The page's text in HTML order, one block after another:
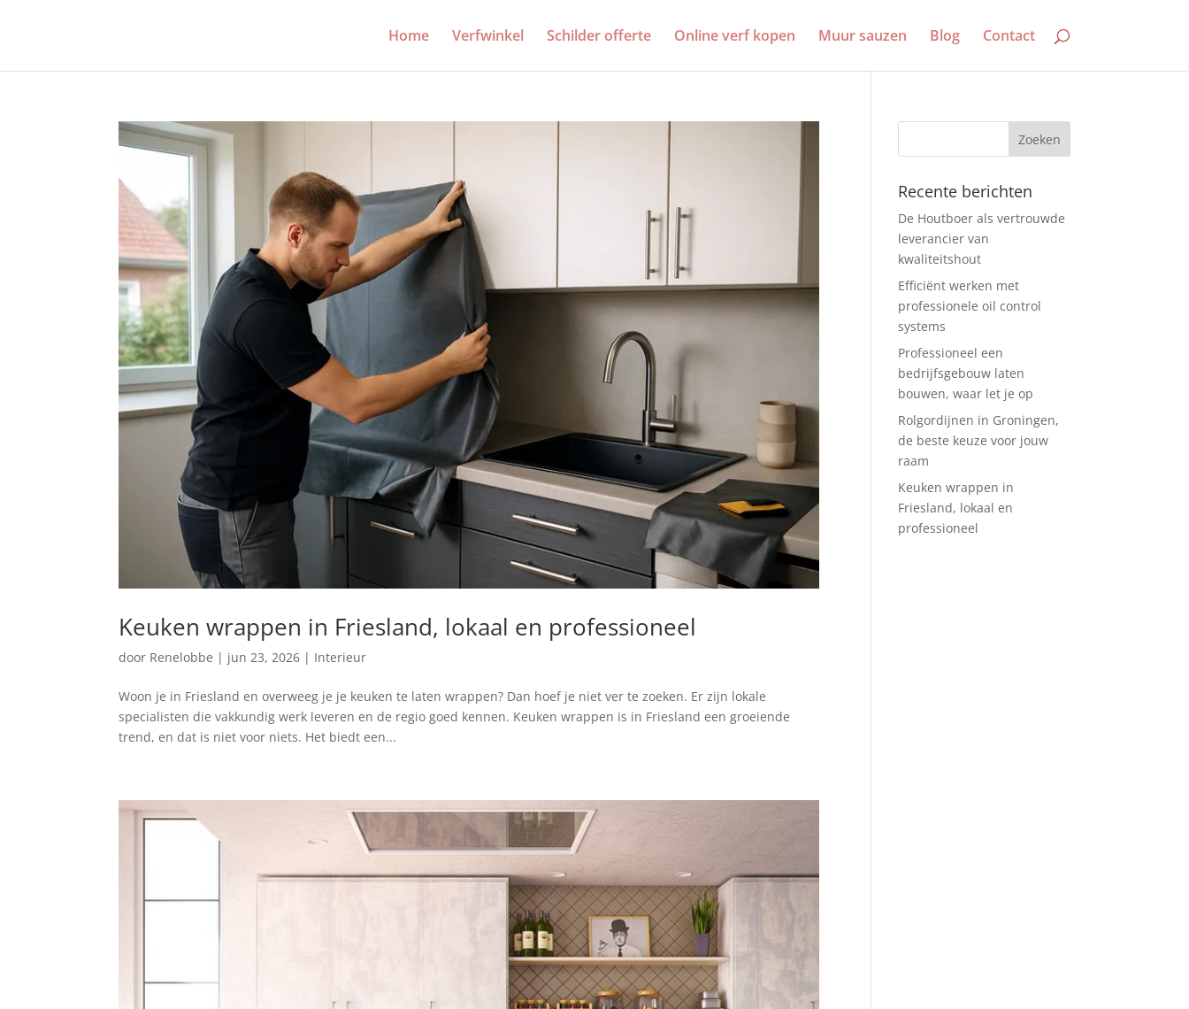
Home Verfwinkel Schilder offerte Online verf kopen Muur sauzen Blog Contact
Keuken wrappen in Friesland, lokaal en professioneel
door Renelobbe | jun 23, 2026 | Interieur
Woon je in Friesland en overweeg je je keuken te laten wrappen? Dan hoef je niet ver te zoeken. Er zijn lokale
specialisten die vakkundig werk leveren en de regio goed kennen. Keuken wrappen is in Friesland een groeiende
trend, en dat is niet voor niets. Het biedt een...
Recente berichten
De Houtboer als vertrouwde
leverancier van
kwaliteitshout
Efficiënt werken met
professionele oil control
systems
Professioneel een
bedrijfsgebouw laten
bouwen, waar let je op
Rolgordijnen in Groningen,
de beste keuze voor jouw
raam
Keuken wrappen in
Friesland, lokaal en
professioneel